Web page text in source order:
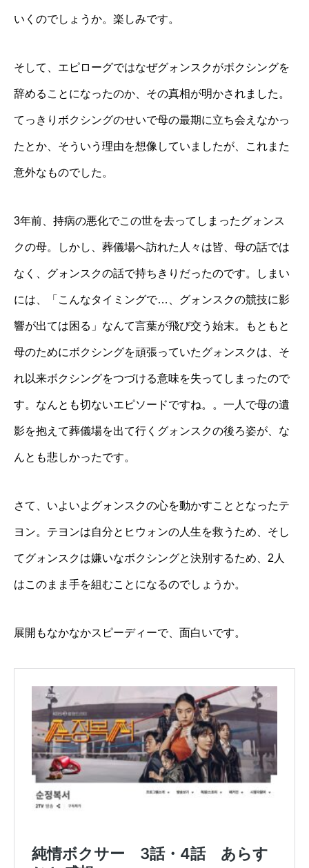
いくのでしょうか。楽しみです。
そして、エピローグではなぜグォンスクがボクシングを
辞めることになったのか、その真相が明かされました。
てっきりボクシングのせいで母の最期に立ち会えなかっ
たとか、そういう理由を想像していましたが、これまた
意外なものでした。
3年前、持病の悪化でこの世を去ってしまったグォンス
クの母。しかし、葬儀場へ訪れた人々は皆、母の話では
なく、グォンスクの話で持ちきりだったのです。しまい
には、「こんなタイミングで…、グォンスクの競技に影
響が出ては困る」なんて言葉が飛び交う始末。もともと
母のためにボクシングを頑張っていたグォンスクは、そ
れ以来ボクシングをつづける意味を失ってしまったので
す。なんとも切ないエピソードですね。。一人で母の遺
影を抱えて葬儀場を出て行くグォンスクの後ろ姿が、な
んとも悲しかったです。
さて、いよいよグォンスクの心を動かすこととなったテ
ヨン。テヨンは自分とヒウォンの人生を救うため、そし
てグォンスクは嫌いなボクシングと決別するため、2人
はこのまま手を組むことになるのでしょうか。
展開もなかなかスピーディーで、面白いです。